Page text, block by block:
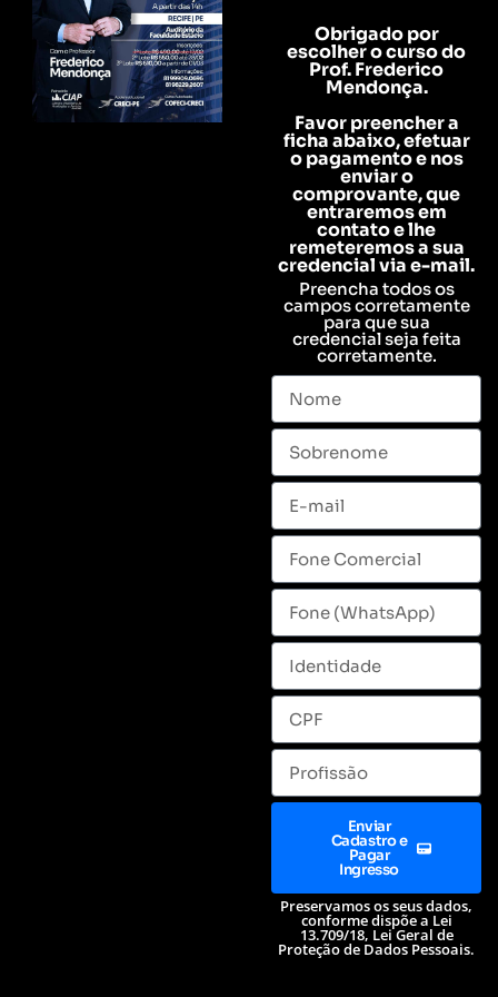
Obrigado por
escolher o curso do
Prof. Frederico
Mendonça.
Favor preencher a
ficha abaixo, efetuar
o pagamento e nos
enviar o
comprovante, que
entraremos em
contato e lhe
remeteremos a sua
credencial via e-mail.
Preencha todos os
campos corretamente
para que sua
credencial seja feita
corretamente.
Enviar
Cadastro e
Pagar
Ingresso
Preservamos os seus dados,
conforme dispõe a Lei
13.709/18, Lei Geral de
Proteção de Dados Pessoais.